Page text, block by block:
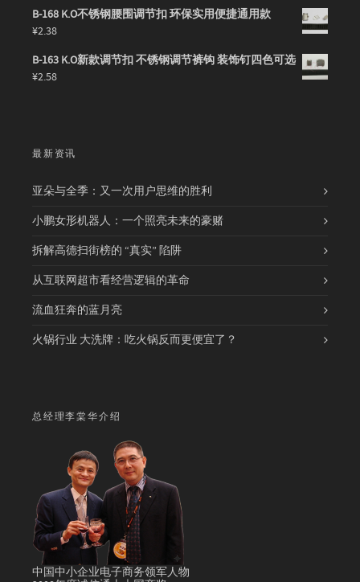
B-168 K.O不锈钢腰围调节扣 环保实用便捷通用款
¥2.38
B-163 K.O新款调节扣 不锈钢调节裤钩 装饰钉四色可选
¥2.58
最新资讯
亚朵与全季：又一次用户思维的胜利
小鹏女形机器人：一个照亮未来的豪赌
拆解高德扫街榜的 “真实” 陷阱
从互联网超市看经营逻辑的革命
流血狂奔的蓝月亮
火锅行业 大洗牌：吃火锅反而更便宜了？
总经理李棠华介绍
中国中小企业电子商务领军人物